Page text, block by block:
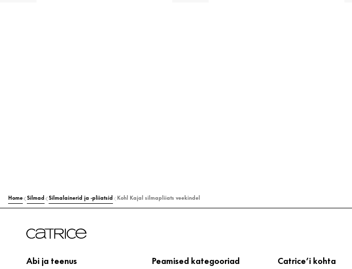
Home Silmad Silmalainerid ja -pliiatsid Kohl Kajal silmapliiats veekindel
Abi ja teenus
Peamised kategooriad
Catrice’i kohta